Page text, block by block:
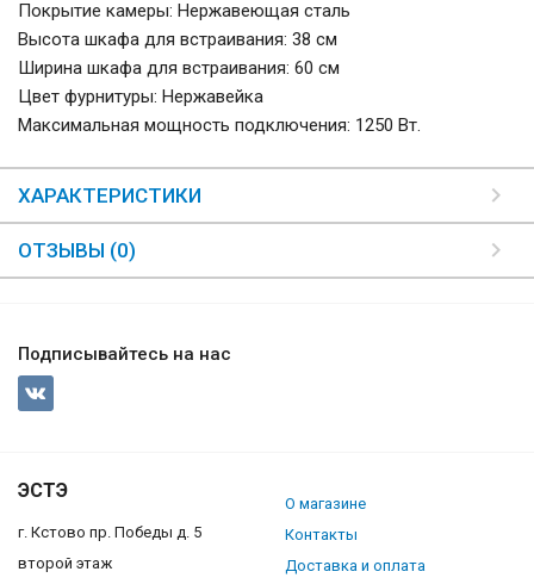
Покрытие камеры: Нержавеющая сталь
Высота шкафа для встраивания: 38 см
Ширина шкафа для встраивания: 60 см
Цвет фурнитуры: Нержавейка
Максимальная мощность подключения: 1250 Вт.
ХАРАКТЕРИСТИКИ
ОТЗЫВЫ (0)
Подписывайтесь на нас
ЭСТЭ
г. Кстово пр. Победы д. 5
второй этаж
О магазине
Контакты
Доставка и оплата